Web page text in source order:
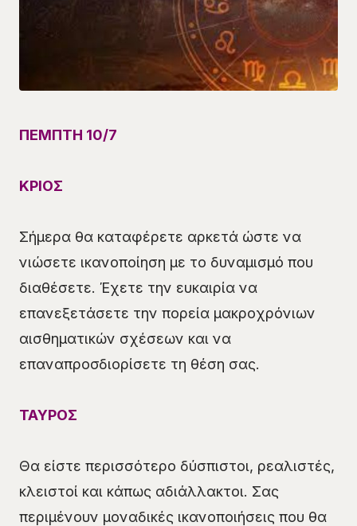
ΠΕΜΠΤΗ 10/7
ΚΡΙΟΣ
Σήμερα θα καταφέρετε αρκετά ώστε να
νιώσετε ικανοποίηση με το δυναμισμό που
διαθέσετε. Έχετε την ευκαιρία να
επανεξετάσετε την πορεία μακροχρόνιων
αισθηματικών σχέσεων και να
επαναπροσδιορίσετε τη θέση σας.
ΤΑΥΡΟΣ
Θα είστε περισσότερο δύσπιστοι, ρεαλιστές,
κλειστοί και κάπως αδιάλλακτοι. Σας
περιμένουν μοναδικές ικανοποιήσεις που θα